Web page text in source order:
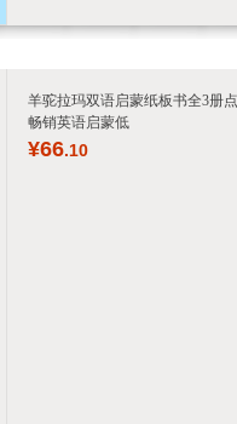
羊驼拉玛双语启蒙纸板书全3册
畅销英语启蒙低
¥66.10